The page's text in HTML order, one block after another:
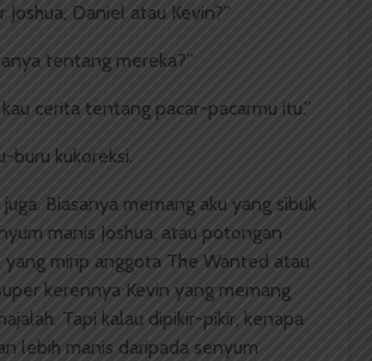
Joshua, Daniel atau Kevin?”
tentang mereka?”
cerita tentang pacar-pacarmu itu.”
buru kukoreksi.
Biasanya memang aku yang sibuk
manis Joshua, atau potongan
mirip anggota The Wanted atau
kerennya Kevin yang memang
Tapi kalau dipikir-pikir, kenapa
lebih manis daripada senyum